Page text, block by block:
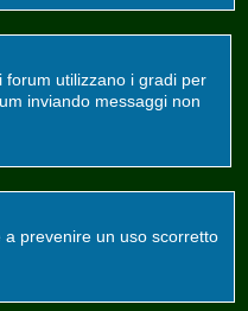
utilizzano i gradi per
inviando messaggi non
prevenire un uso scorretto